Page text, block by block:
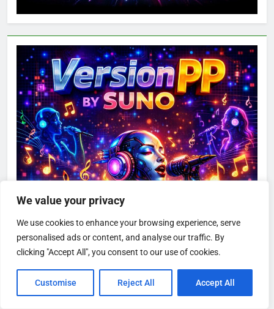
We value your privacy
We use cookies to enhance your browsing experience, serve
personalised ads or content, and analyse our traffic. By
clicking "Accept All", you consent to our use of cookies.
Customise Reject All Accept All